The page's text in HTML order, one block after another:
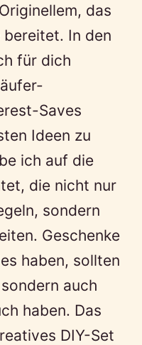
das
In den
für dich
Saves
Ideen zu
ich auf die
die nicht nur
sondern
Geschenke
haben, sollten
auch
haben. Das
DIY-Set